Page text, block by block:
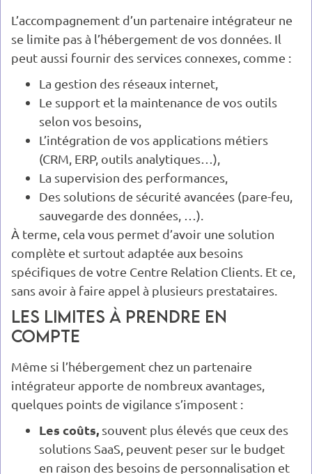
L’accompagnement d’un partenaire intégrateur ne
se limite pas à l’hébergement de vos données. Il
peut aussi fournir des services connexes, comme :
La gestion des réseaux internet,
Le support et la maintenance de vos outils
selon vos besoins,
L’intégration de vos applications métiers
(CRM, ERP, outils analytiques…),
La supervision des performances,
Des solutions de sécurité avancées (pare-feu,
sauvegarde des données, …).
À terme, cela vous permet d’avoir une solution
complète et surtout adaptée aux besoins
spécifiques de votre Centre Relation Clients. Et ce,
sans avoir à faire appel à plusieurs prestataires.
Les limites à prendre en
compte
Même si l’hébergement chez un partenaire
intégrateur apporte de nombreux avantages,
quelques points de vigilance s’imposent :
Les coûts, souvent plus élevés que ceux des
solutions SaaS, peuvent peser sur le budget
en raison des besoins de personnalisation et